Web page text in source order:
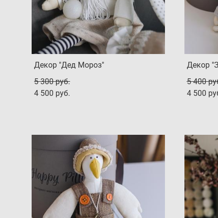
Декор "Дед Мороз"
5 300 pуб.
4 500 pуб.
Декор
5 400
4 500